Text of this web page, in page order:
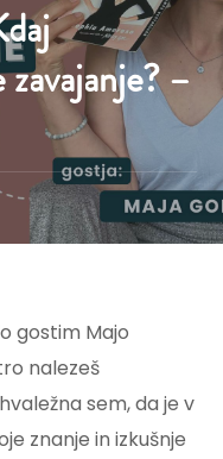
zavajanje? –
gostim Majo
nalezeš
sem, da je v
znanje in izkušnje